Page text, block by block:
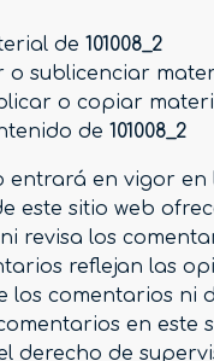
de 101008_2
o sublicenciar
o copiar
de 101008_2
entrará en vigor
este sitio web
revisa los
reflejan las
los comentarios ni
en este
derecho de